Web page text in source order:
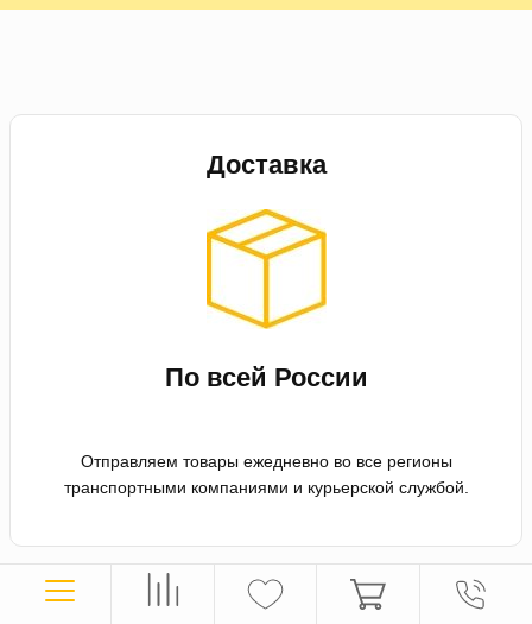
Доставка
По всей России
Отправляем товары ежедневно во все регионы
транспортными компаниями и курьерской службой.
Оплата